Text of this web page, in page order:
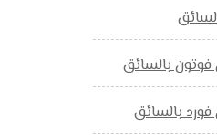
بالسائق
بالسائق